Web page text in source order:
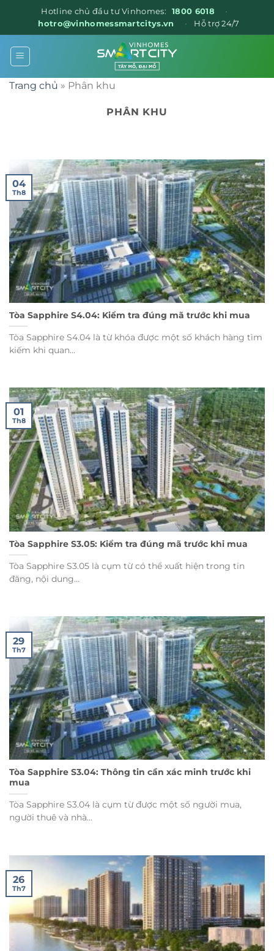
Hotline chủ đầu tư Vinhomes: 1800 6018
•
hotro@vinhomessmartcitys.vn
• Hỗ trợ 24/7
đến
dung
Trang chủ » Phân khu
PHÂN KHU
Tòa Sapphire S4.04: Kiểm tra đúng mã trước khi mua
Tòa Sapphire S4.04 là từ khóa được một số khách hàng tìm
kiếm khi quan...
04
Th8
Tòa Sapphire S3.05: Kiểm tra đúng mã trước khi mua
Tòa Sapphire S3.05 là cụm từ có thể xuất hiện trong tin
đăng, nội dung...
01
Th8
Tòa Sapphire S3.04: Thông tin cần xác minh trước khi
mua
Tòa Sapphire S3.04 là cụm từ được một số người mua,
người thuê và nhà...
29
Th7
26
Th7